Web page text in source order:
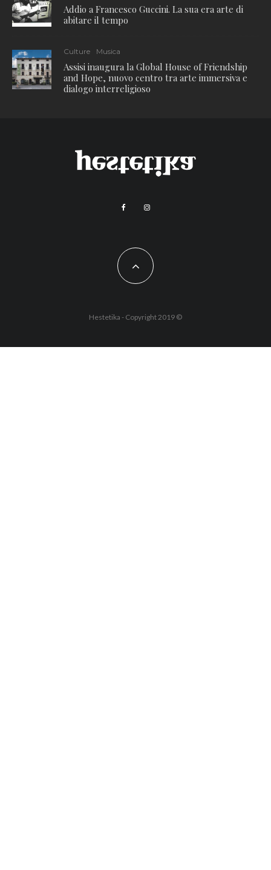
Addio a Francesco Guccini. La sua era arte di
abitare il tempo
Culture Musica
Assisi inaugura la Global House of Friendship
and Hope, nuovo centro tra arte immersiva e
dialogo interreligioso
Hestetika - Copyright 2019 ©